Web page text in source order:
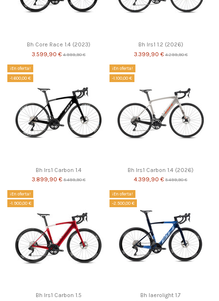
Bh Core Race 1.4 (2023)
3.599,90 €4.999,90 €
Bh Irs1 1.2 (2026)
3.399,90 €4.299,90 €
¡En oferta!
-1.600,00 €
Bh Irs1 Carbon 1.4
3.899,90 €5.499,90 €
¡En oferta!
-1.100,00 €
Bh Irs1 Carbon 1.4 (2026)
4.399,90 € 5.499,90 €
¡En oferta!
-1.900,00 €
Bh Irs1 Carbon 1.5
¡En oferta!
-2.500,00 €
Bh Iaerolight 1.7